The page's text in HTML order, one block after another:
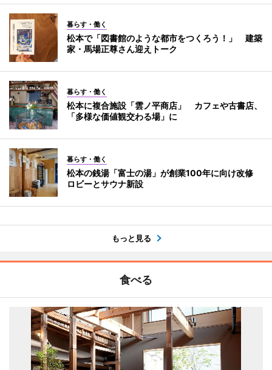
暮らす・働く
松本で「図書館のような都市をつくろう！」 建築
家・馬場正尊さん迎えトーク
暮らす・働く
松本に複合施設「雲ノ平商店」 カフェや古書店、
「多様な価値観交わる場」に
暮らす・働く
松本の銭湯「富士の湯」が創業100年に向け改修
ロビーとサウナ新設
もっと見る
食べる